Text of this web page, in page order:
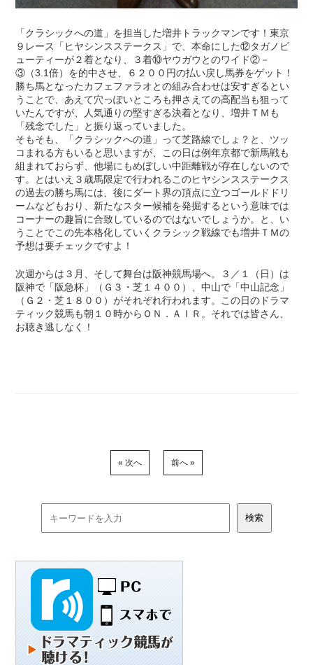
「クラシックへの道」を担当した増井トラックマンです！東京
９レース「ヒヤシンスステークス」で、本命にした⑫タガノビ
ューティーが２着となり、３着⑩ヤウガウとのワイド②－
③（3.1倍）を的中させ、６２００円の払い戻し馬券をゲット！
勝ち馬となったカフェファラオとの組み合わせは安すぎるとい
うことで、あえて穴っぽいところも押さえての高配当も狙って
いたんですが、人気通りの堅すぎる決着となり、増井ＴＭも
「残念でした」と振り返っていました。
そもそも、「クラシックへの道」って芝路線でしょ？と、ツッ
コまれる方もいると思いますが、この日は例年京都で新馬戦も
組まれておらず、他場にもめぼしい中距離戦が存在しないので
す。とはいえ３歳馬限定で行われるこのヒヤシンスステークス
の過去の勝ち馬には、後にダート界の頂点に立つゴールドドリ
ームなどもおり、新たなスター候補を発掘するという意味では
コーナーの趣旨に合致しているのではないでしょうか。と、い
うことでこの先本格化していくクラシック戦線でも増井ＴＭの
予想は要チェックですよ！
次週からは３月、そして舞台は阪神競馬場へ。３／１（日）は
阪神で「阪急杯」（Ｇ３・芝１４００）、中山で「中山記念」
（Ｇ２・芝１８００）がそれぞれ行われます。この日のドラマ
ティック競馬も朝１０時からＯＮ．ＡＩＲ。それでは皆さん、
お聴き逃しなく！
« 次へ 前へ »